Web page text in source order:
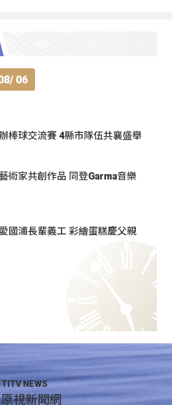
06
棒球交流賽 4縣市隊伍共襄盛舉
術家共創作品 同登Garma音樂
國浦長輩義工 彩繪蛋糕慶父親
TITV NEWS
原視新聞網